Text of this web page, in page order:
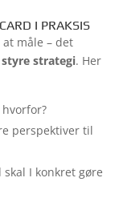
I PRAKSIS
måle – det
strategi. Her
perspektiver til
skal I konkret gøre